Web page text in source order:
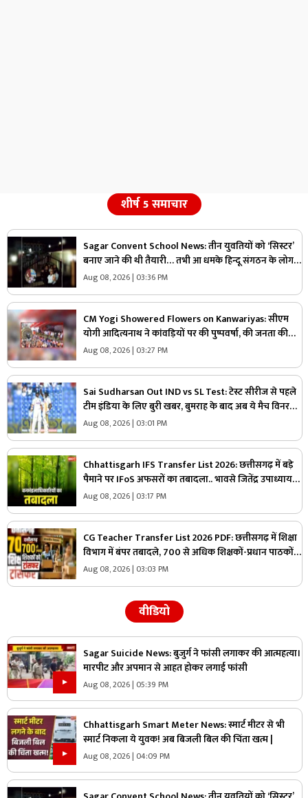
शीर्ष 5 समाचार
Sagar Convent School News: तीन युवतियों को ‘सिस्टर’
बनाए जाने की थी तैयारी… तभी आ धमके हिन्दू संगठन के लोग
और पुलिस, स्कूल में मचा बवाल
Aug 08, 2026 | 03:36 PM
CM Yogi Showered Flowers on Kanwariyas: सीएम
योगी आदित्यनाथ ने कांवड़ियों पर की पुष्पवर्षा, की जनता की
सुख-शांति और समृद्धि की कामना
Aug 08, 2026 | 03:27 PM
Sai Sudharsan Out IND vs SL Test: टेस्ट सीरीज से पहले
टीम इंडिया के लिए बुरी खबर, बुमराह के बाद अब ये मैच विनर
खिलाड़ी हुआ बाहर
Aug 08, 2026 | 03:01 PM
Chhattisgarh IFS Transfer List 2026: छत्तीसगढ़ में बड़े
पैमाने पर IFoS अफसरों का तबादला.. भावसे जितेंद्र उपाध्याय
को कटघोरा वनमंडल का जिम्मा, देखें पूरी लिस्ट
Aug 08, 2026 | 03:17 PM
CG Teacher Transfer List 2026 PDF: छत्तीसगढ़ में शिक्षा
विभाग में बंपर तबादले, 700 से अधिक शिक्षकों-प्रधान पाठकों
का ट्रांसफर लिस्ट जारी, देखिए पूरी सूची
Aug 08, 2026 | 03:03 PM
वीडियो
Sagar Suicide News: बुजुर्ग ने फांसी लगाकर की आत्महत्या।
मारपीट और अपमान से आहत होकर लगाई फांसी
Aug 08, 2026 | 05:39 PM
Chhattisgarh Smart Meter News: स्मार्ट मीटर से भी
स्मार्ट निकला ये युवक! अब बिजली बिल की चिंता खत्म |
Aug 08, 2026 | 04:09 PM